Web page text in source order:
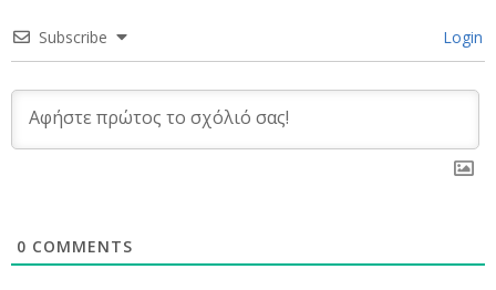
Subscribe Login
0 COMMENTS